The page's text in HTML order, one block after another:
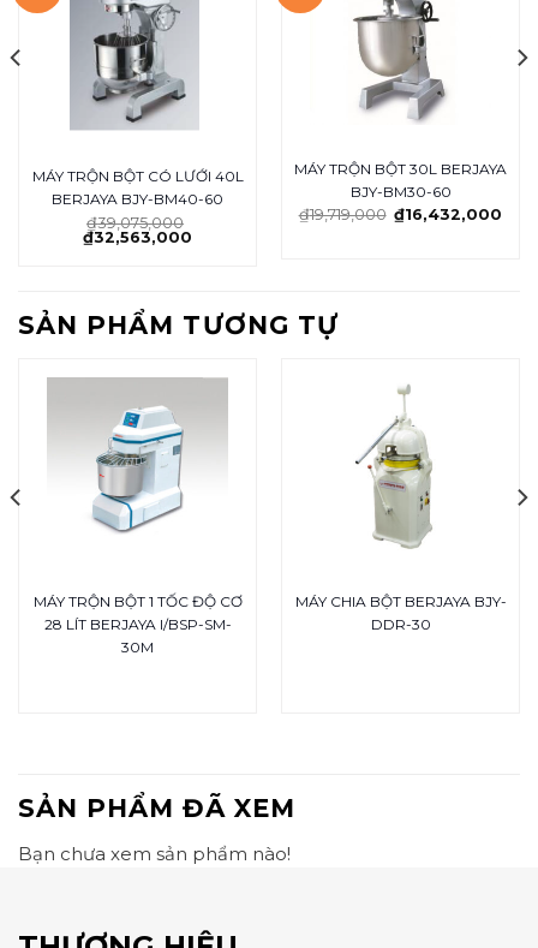
MÁY TRỘN BỘT CÓ LƯỚI 40L
BERJAYA BJY-BM40-60
₫39,075,000
₫32,563,000
MÁY TRỘN BỘT 30L BERJAYA
BJY-BM30-60
₫19,719,000 ₫16,432,000
SẢN PHẨM TƯƠNG TỰ
MÁY TRỘN BỘT 1 TỐC ĐỘ CƠ
28 LÍT BERJAYA I/BSP-SM-
30M
MÁY CHIA BỘT BERJAYA BJY-
DDR-30
SẢN PHẨM ĐÃ XEM
Bạn chưa xem sản phẩm nào!